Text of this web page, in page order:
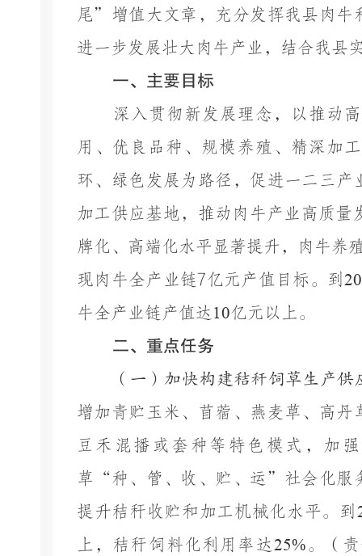
尾”增值大文章，充分发挥我县肉牛
进一步发展壮大肉牛产业，结合我县
一、主要目标
深入贯彻新发展理念，以推动高
用、优良品种、规模养殖、精深加
环、绿色发展为路径，促进一二三
加工供应基地，推动肉牛产业高质量
牌化、高端化水平显著提升，肉牛养
现肉牛全产业链7亿元产值目标。到
牛全产业链产值达 10亿元以上。
二、重点任务
（一）加快构建秸秆饲草生产供
增加青贮玉米、苜蓿、燕麦草、高
豆禾混播或套种等特色模式，加
草
“种、管、收、贮、运”社会化服
提升秸秆收贮和加工机械化水平。到
上，秸秆饲料化利用率达25%。（